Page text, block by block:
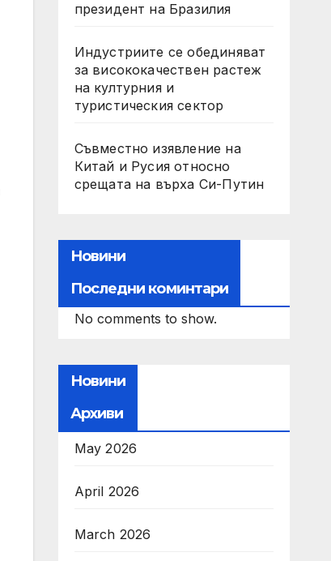
президент на Бразилия
Индустриите се обединяват
за висококачествен растеж
на културния и
туристическия сектор
Съвместно изявление на
Китай и Русия относно
срещата на върха Си-Путин
Новини
Последни коминтари
No comments to show.
Новини
Архиви
May 2026
April 2026
March 2026